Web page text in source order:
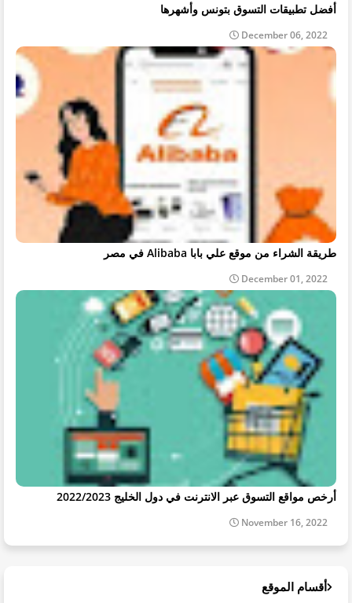
أفضل تطبيقات التسوق بتونس وأشهرها
December 06, 2022
طريقة الشراء من موقع علي بابا Alibaba في مصر
December 01, 2022
أرخص مواقع التسوق عبر الانترنت في دول الخليج 2022/2023
November 16, 2022
أقسام الموقع